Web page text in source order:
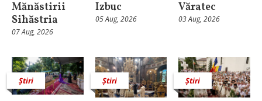
Mănăstirii
Sihăstria
07 Aug, 2026
Izbuc
05 Aug, 2026
Văratec
03 Aug, 2026
Știri Știri Știri